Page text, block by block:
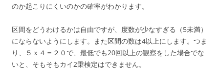
のか起こりにくいのかの確率がわかります。
区間をどうわけるかは自由ですが、度数が少なすぎる（5未満）
にならないようにします。また区間の数は4以上にします。つま
り、５ｘ４＝２０で、最低でも20回以上の観察をした場合でな
いと、そもそもカイ2乗検定はできません。